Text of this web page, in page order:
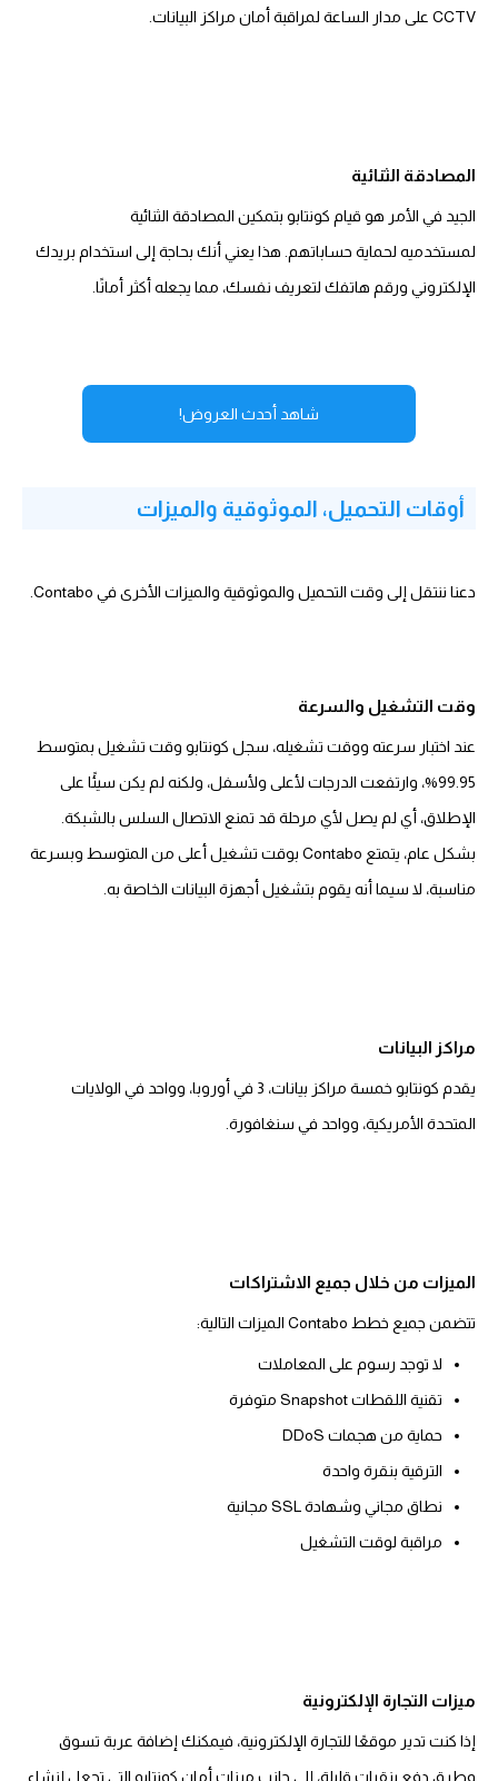
CCTV على مدار الساعة لمراقبة أمان مراكز البيانات.
المصادقة الثنائية
الجيد في الأمر هو قيام كونتابو بتمكين المصادقة الثنائية
لمستخدميه لحماية حساباتهم. هذا يعني أنك بحاجة إلى استخدام بريدك
الإلكتروني ورقم هاتفك لتعريف نفسك، مما يجعله أكثر أمانًا.
شاهد أحدث العروض!
أوقات التحميل، الموثوقية والميزات
دعنا ننتقل إلى وقت التحميل والموثوقية والميزات الأخرى في Contabo.
وقت التشغيل والسرعة
99.95%، وارتفعت الدرجات لأعلى ولأسفل، ولكنه لم يكن سيئًا على
الإطلاق، أي لم يصل لأي مرحلة قد تمنع الاتصال السلس بالشبكة.
بشكل عام، يتمتع Contabo بوقت تشغيل أعلى من المتوسط ​​وبسرعة
مناسبة، لا سيما أنه يقوم بتشغيل أجهزة البيانات الخاصة به.
مراكز البيانات
يقدم كونتابو خمسة مراكز بيانات، 3 في أوروبا، وواحد في الولايات
المتحدة الأمريكية، وواحد في سنغافورة.
الميزات من خلال جميع الاشتراكات
تتضمن جميع خطط Contabo الميزات التالية:
لا توجد رسوم على المعاملات
تقنية اللقطات Snapshot متوفرة
حماية من هجمات DDoS
الترقية بنقرة واحدة
نطاق مجاني وشهادة SSL مجانية
مراقبة لوقت التشغيل
ميزات التجارة الإلكترونية
إذا كنت تدير موقعًا للتجارة الإلكترونية، فيمكنك إضافة عربة تسوق
وطرق دفع بنقرات قليلة، إلى جانب ميزات أمان كونتابو التي تجعل إنشاء